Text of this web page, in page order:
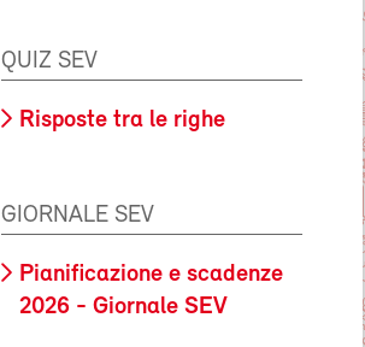
QUIZ SEV
Risposte tra le righe
GIORNALE SEV
Pianificazione e scadenze
2026 - Giornale SEV